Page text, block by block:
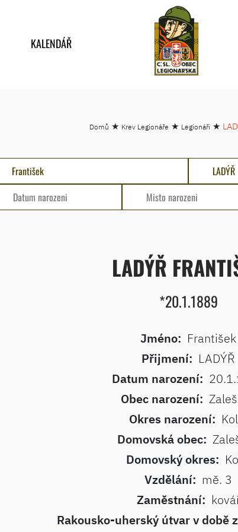
KALENDÁŘ
Domů ★ Krev Legionáře ★ Legionáři ★
LADÝŘ
*20.1.1889
Jméno: František
Přijmení: LADÝŘ
Datum narození:
Obec narození:
Okres narození:
Domovská obec:
Domovský okres:
Vzdělání: mě. 3
Zaměstnání:
Rakousko-uherský útvar v době